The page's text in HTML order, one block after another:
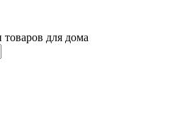
для дома